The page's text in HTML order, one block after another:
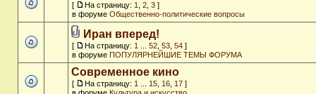
[ На страницу: 1 2 3 ]
в форуме Общественно-политические вопросы
Иран вперед!
[ На страницу: 1 52 53 54 ]
в форуме ПОПУЛЯРНЕЙШИЕ ТЕМЫ ФОРУМА
Современное кино
[ На страницу: 1 15 16 17 ]